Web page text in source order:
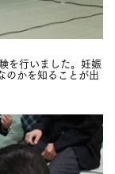
を行いました。妊娠
のかを知ることが出